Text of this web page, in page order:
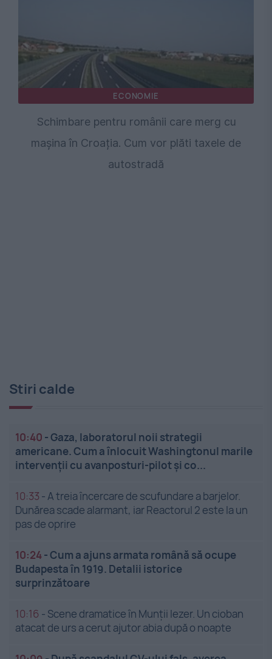
ECONOMIE
Schimbare pentru românii care merg cu
mașina în Croația. Cum vor plăti taxele de
autostradă
Stiri calde
10:40 -Gaza, laboratorul noii strategii
americane. Cum a înlocuit Washingtonul marile
intervenții cu avanposturi-pilot și co...
10:33 -A treia încercare de scufundare a barjelor.
Dunărea scade alarmant, iar Reactorul 2 este la un
pas de oprire
10:24-Cum a ajuns armata română să ocupe
Budapesta în 1919. Detalii istorice
surprinzătoare
10:16 - Scene dramatice în Munții Iezer. Un cioban
atacat de urs a cerut ajutor abia după o noapte